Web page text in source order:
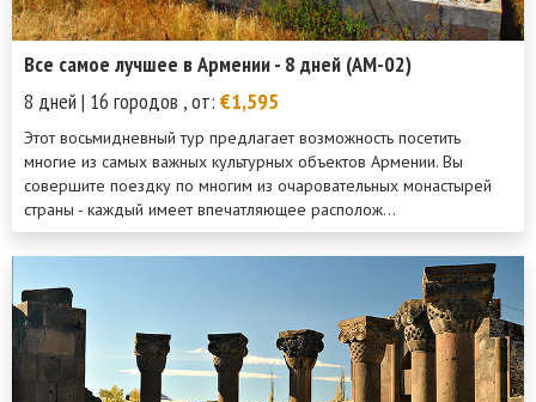
Все самое лучшее в Армении - 8 дней (AM-02)
8 дней | 16 городов , от:€1,595
Этот восьмидневный тур предлагает возможность посетить
многие из самых важных культурных объектов Армении. Вы
совершите поездку по многим из очаровательных монастырей
страны - каждый имеет впечатляющее располож...